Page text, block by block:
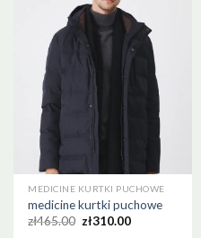
MEDICINE KURTKI PUCHOWE
medicine kurtki puchowe
zł465.00 zł310.00